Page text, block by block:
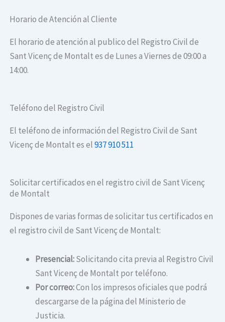
Horario de Atención al Cliente
El horario de atención al publico del Registro Civil de
Sant Vicenç de Montalt es de Lunes a Viernes de 09:00 a
14:00.
Teléfono del Registro Civil
El teléfono de información del Registro Civil de Sant
Vicenç de Montalt es el937 910 511
Solicitar certificados en el registro civil de Sant Vicenç
de Montalt
Dispones de varias formas de solicitar tus certificados en
el registro civil de Sant Vicenç de Montalt:
Presencial:Solicitando cita previa al Registro Civil
Sant Vicenç de Montalt por teléfono.
Por correo:Con los impresos oficiales que podrá
descargarse de la página del Ministerio de
Justicia.